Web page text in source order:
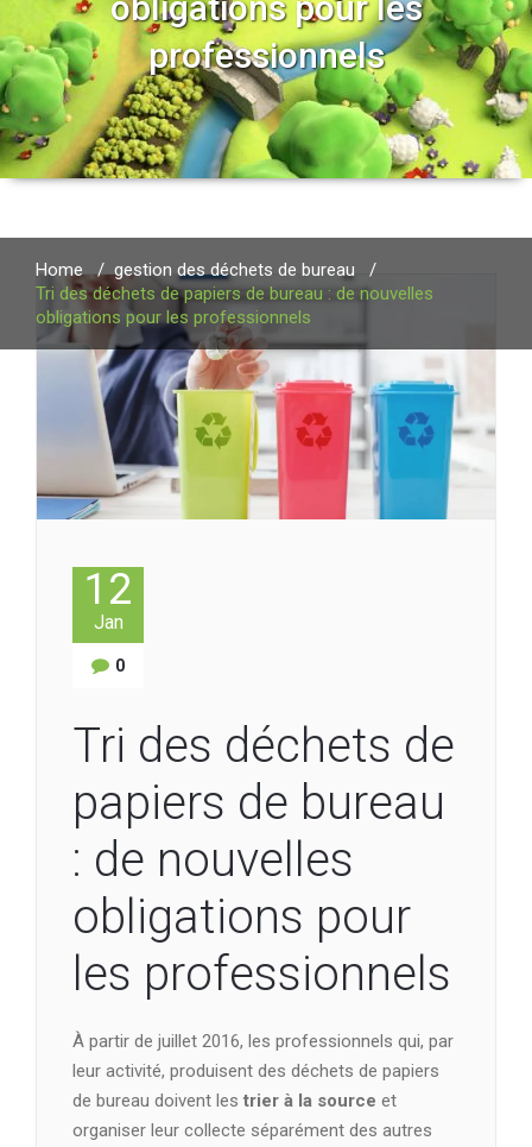
professionnels
Home/gestion des déchets de bureau /
Tri des déchets de papiers de bureau : de nouvelles
obligations pour les professionnels
12
Jan
0
Tri des déchets de
papiers de bureau
: de nouvelles
obligations pour
les professionnels
À partir de juillet 2016, les professionnels qui, par
leur activité, produisent des déchets de papiers
de bureau doivent les trier à la source et
organiser leur collecte séparément des autres